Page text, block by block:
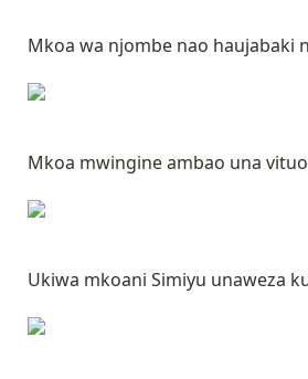
Mkoa wa njombe nao haujabaki
Mkoa mwingine ambao una
Ukiwa mkoani Simiyu unaweza